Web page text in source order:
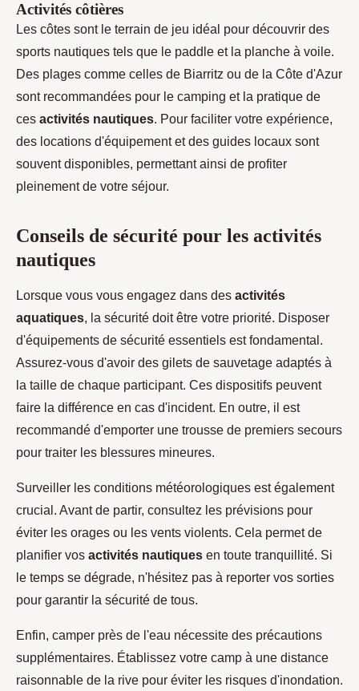
Activités côtières
Les côtes sont le terrain de jeu idéal pour découvrir des
sports nautiques tels que le paddle et la planche à voile.
Des plages comme celles de Biarritz ou de la Côte d'Azur
sont recommandées pour le camping et la pratique de
ces activités nautiques. Pour faciliter votre expérience,
des locations d'équipement et des guides locaux sont
souvent disponibles, permettant ainsi de profiter
pleinement de votre séjour.
Conseils de sécurité pour les activités
nautiques
Lorsque vous vous engagez dans des activités
aquatiques, la sécurité doit être votre priorité. Disposer
d'équipements de sécurité essentiels est fondamental.
Assurez-vous d'avoir des gilets de sauvetage adaptés à
la taille de chaque participant. Ces dispositifs peuvent
faire la différence en cas d'incident. En outre, il est
recommandé d'emporter une trousse de premiers secours
pour traiter les blessures mineures.
Surveiller les conditions météorologiques est également
crucial. Avant de partir, consultez les prévisions pour
éviter les orages ou les vents violents. Cela permet de
planifier vos activités nautiques en toute tranquillité. Si
le temps se dégrade, n'hésitez pas à reporter vos sorties
pour garantir la sécurité de tous.
Enfin, camper près de l'eau nécessite des précautions
supplémentaires. Établissez votre camp à une distance
raisonnable de la rive pour éviter les risques d'inondation.